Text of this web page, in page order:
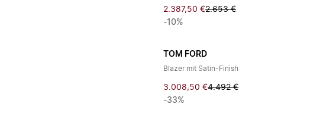
2.387,50 €2.653 €
-10%
TOM FORD
Blazer mit Satin-Finish
3.008,50 €4.492 €
-33%